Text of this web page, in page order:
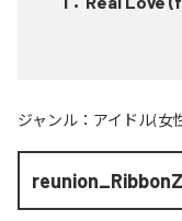
ジャンル： アイドル(女
reunion_RibbonZ